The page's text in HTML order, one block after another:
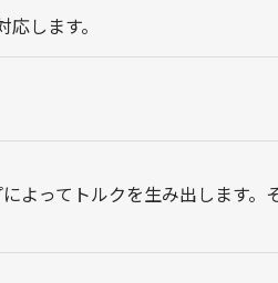
します。
ってトルクを生み出します